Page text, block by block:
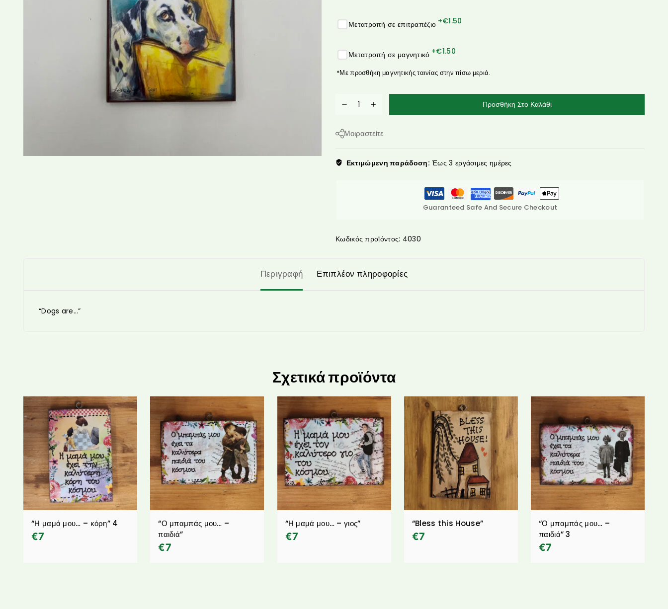
Μετατροπή σε επιτραπέζιο +€1.50
Μετατροπή σε μαγνητικό +€1.50
*Με προσθήκη μαγνητικής ταινίας στην πίσω μεριά.
Προσθήκη Στο Καλάθι
Μοιραστείτε
Εκτιμώμενη παράδοση: Έως 3 εργάσιμες ημέρες
Guaranteed Safe And Secure Checkout
Κωδικός προϊόντος: 4030
Περιγραφή Επιπλέον πληροφορίες
“Dogs are…”
Σχετικά προϊόντα
“Η μαμά μου… – κόρη” 4
€7
“Ο μπαμπάς μου… –
παιδιά”
€7
“Η μαμά μου… – γιος”
€7
“Bless this House”
€7
“Ο μπαμπάς μου… –
παιδιά” 3
€7